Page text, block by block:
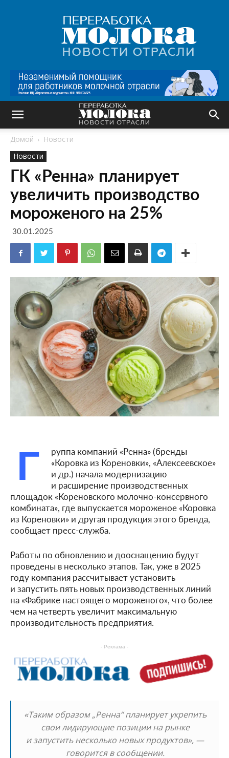
Переработка
молока
|
Новости
Домой
Новости
Новости
ГК «Ренна» планирует
увеличить производство
мороженого на 25%
30.01.2025
Г
руппа компаний «Ренна» (бренды
«Коровка из Кореновки», «Алексеевское»
и др.) начала модернизацию
и расширение производственных
площадок «Кореновского молочно-консервного
комбината», где выпускается мороженое «Коровка
из Кореновки» и другая продукция этого бренда,
сообщает пресс-служба.
Работы по обновлению и дооснащению будут
проведены в несколько этапов. Так, уже в 2025
году компания рассчитывает установить
и запустить пять новых производственных линий
на «Фабрике настоящего мороженого», что более
чем на четверть увеличит максимальную
производительность предприятия.
- Реклама -
«Таким образом „Ренна“ планирует укрепить
свои лидирующие позиции на рынке
и запустить несколько новых продуктов», —
говорится в сообщении.